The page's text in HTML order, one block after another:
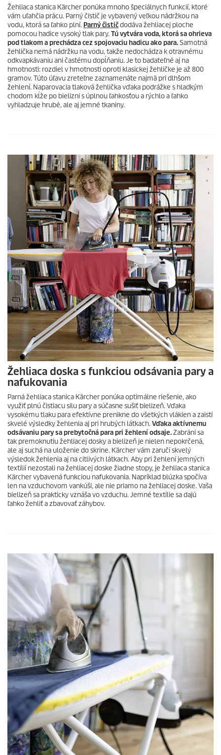
Žehliaca stanica Kärcher ponúka mnoho špeciálnych funkcií, ktoré
vám uľahčia prácu. Parný čistič je vybavený veľkou nádržkou na
vodu, ktorá sa ľahko plní. Parný čističdodáva žehliacej ploche
pomocou hadice vysoký tlak pary.Tú vytvára voda, ktorá sa ohrieva
pod tlakom a prechádza cez spojovaciu hadicu ako para.Samotná
žehlička nemá nádržku na vodu, takže nedochádza k otravnému
odkvapkávaniu ani častému dopĺňaniu. Je to badateľné aj na
hmotnosti: rozdiel v hmotnosti oproti klasickej žehličke je až 800
gramov. Túto úľavu zreteľne zaznamenáte najmä pri dlhšom
žehlení. Naparovacia tlaková žehlička vďaka podrážke s hladkým
chodom kĺže po bielizni s úplnou ľahkosťou a rýchlo a ľahko
vyhladzuje hrubé, ale aj jemné tkaniny.
Žehliaca doska s funkciou odsávania pary a
nafukovania
Parná žehliaca stanica Kärcher ponúka optimálne riešenie, ako
využiť plnú čistiacu silu pary a súčasne sušiť bielizeň. Vďaka
vysokému tlaku para efektívne prenikne do všetkých vlákien a zaistí
skvelé výsledky žehlenia aj pri hrubých látkach.Vďaka aktívnemu
odsávaniu pary sa prebytočná para pri žehlení odsaje.Zabráni sa
tak premoknutiu žehliacej dosky a bielizeň je nielen nepokrčená,
ale aj suchá na uloženie do skrine. Kärcher vám zaručí skvelý
výsledok žehlenia aj na citlivých látkach. Aby pri žehlení jemných
textílií nezostali na žehliacej doske žiadne stopy, je žehliaca stanica
Kärcher vybavená funkciou nafukovania. Napríklad blúzka spočíva
len na vzduchovom vankúši, ale nie priamo na žehliacej doske. Vaša
bielizeň sa prakticky vznáša vo vzduchu. Jemné textílie sa dajú
ľahko žehliť a zbavovať záhybov.